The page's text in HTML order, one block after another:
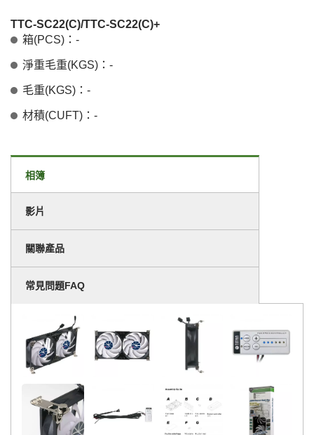
TTC-SC22(C)/TTC-SC22(C)+
箱(PCS)：-
淨重毛重(KGS)：-
毛重(KGS)：-
材積(CUFT)：-
相簿
影片
關聯產品
常見問題FAQ